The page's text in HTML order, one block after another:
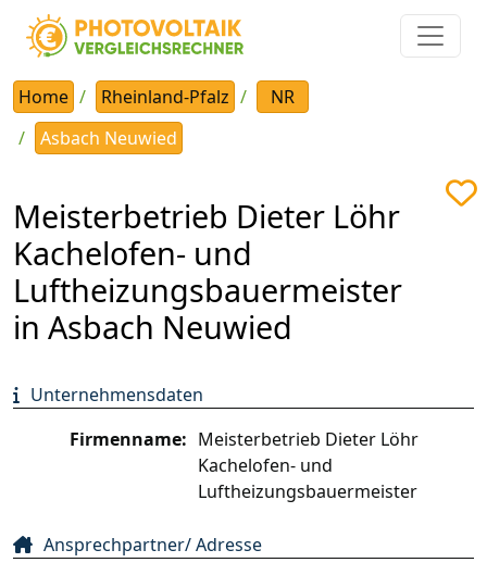
Home Rheinland-Pfalz
NR
Asbach Neuwied
Meisterbetrieb Dieter Löhr
Kachelofen- und
Luftheizungsbauermeister
in Asbach Neuwied
Unternehmensdaten
Firmenname: Meisterbetrieb Dieter Löhr
Kachelofen- und
Luftheizungsbauermeister
Ansprechpartner/ Adresse